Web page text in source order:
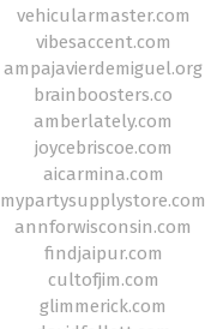
vehicularmaster.com
vibesaccent.com
ampajavierdemiguel.org
brainboosters.co
amberlately.com
joycebriscoe.com
aicarmina.com
mypartysupplystore.com
annforwisconsin.com
findjaipur.com
cultofjim.com
glimmerick.com